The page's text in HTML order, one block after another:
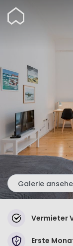
Wunderflats
Galerie
Vermieter
Erste